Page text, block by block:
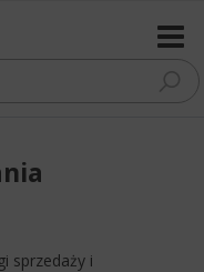
sprzedaży i